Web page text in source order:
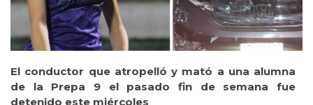
El conductor que atropelló y mató a una alumna
de la Prepa 9 el pasado fin de semana fue
detenido este miércoles